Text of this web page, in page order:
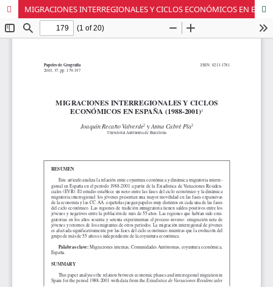
MIGRACIONES INTERREGIONALES Y CICLOS ECONÓMICOS EN ESPAÑA (1988-2001)